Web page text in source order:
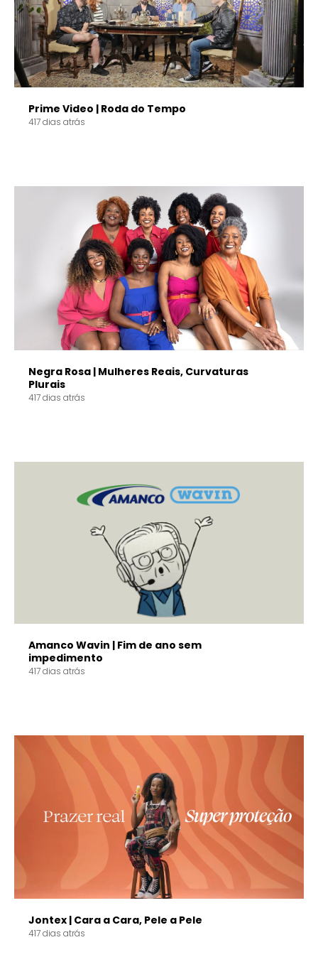
Prime Video | Roda do Tempo
417 dias atrás
Negra Rosa | Mulheres Reais, Curvaturas
Plurais
417 dias atrás
Amanco Wavin | Fim de ano sem
impedimento
417 dias atrás
Jontex | Cara a Cara, Pele a Pele
417 dias atrás